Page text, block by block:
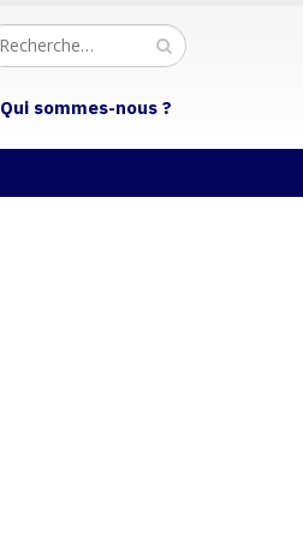
Qui sommes-nous ?